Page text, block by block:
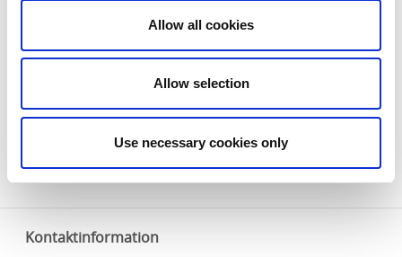
Allow all cookies
Allow selection
Use necessary cookies only
Följ med på en avkopplande resa längs Göta älvs vackra
sommarmånaderna gör M/S Elfkungen turer längs Göta
älv. Det går också att boka båten för gruppresor eller
naturintresserade.
Kontaktinformation